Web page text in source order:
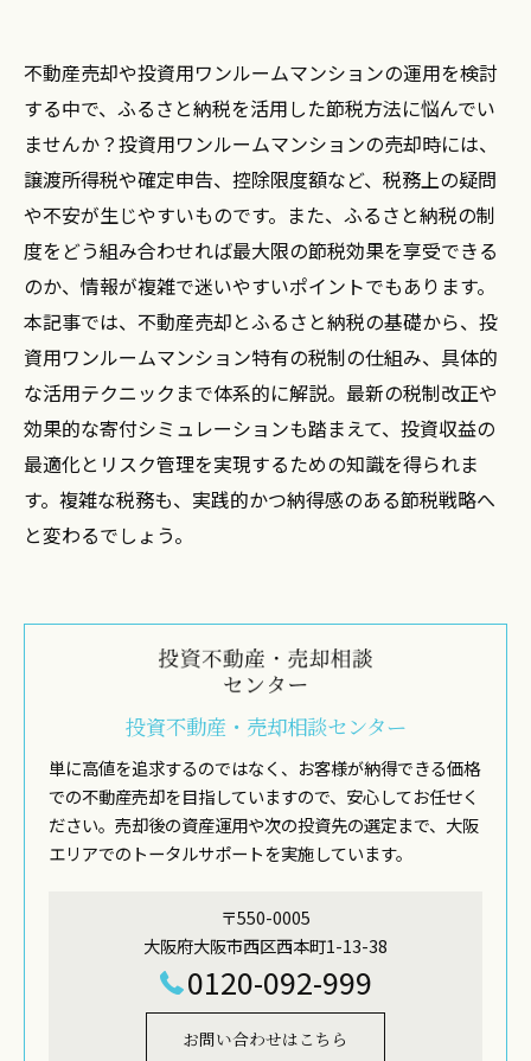
不動産売却や投資用ワンルームマンションの運用を検討
する中で、ふるさと納税を活用した節税方法に悩んでい
ませんか？投資用ワンルームマンションの売却時には、
譲渡所得税や確定申告、控除限度額など、税務上の疑問
や不安が生じやすいものです。また、ふるさと納税の制
度をどう組み合わせれば最大限の節税効果を享受できる
のか、情報が複雑で迷いやすいポイントでもあります。
本記事では、不動産売却とふるさと納税の基礎から、投
資用ワンルームマンション特有の税制の仕組み、具体的
な活用テクニックまで体系的に解説。最新の税制改正や
効果的な寄付シミュレーションも踏まえて、投資収益の
最適化とリスク管理を実現するための知識を得られま
す。複雑な税務も、実践的かつ納得感のある節税戦略へ
と変わるでしょう。
投資不動産・売却相談センター
単に高値を追求するのではなく、お客様が納得できる価格
での不動産売却を目指していますので、安心してお任せく
ださい。売却後の資産運用や次の投資先の選定まで、大阪
エリアでのトータルサポートを実施しています。
〒550-0005
大阪府大阪市西区西本町1-13-38
0120-092-999
お問い合わせはこちら